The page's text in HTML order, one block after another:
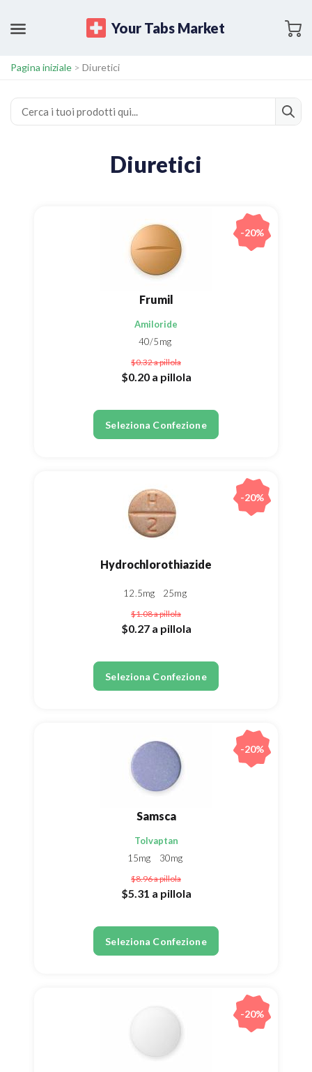
Your Tabs Market
Pagina iniziale>Diuretici
Diuretici
Frumil
Amiloride
40/5mg
$0.32a pillola
$0.20 a pillola
Seleziona Confezione
-20%
Hydrochlorothiazide
12.5mg 25mg
$1.08a pillola
$0.27 a pillola
Seleziona Confezione
-20%
Samsca
Tolvaptan
15mg
30mg
$8.96a pillola
$5.31 a pillola
Seleziona Confezione
-20%
-20%